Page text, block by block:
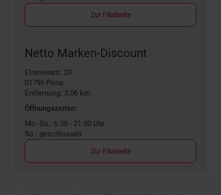
Zur Filialseite
Netto Marken-Discount
Einsteinstr. 20
01796 Pirna
Entfernung: 3.06 km
Öffnungszeiten:
Mo.-Sa.: 6.30 - 21.00 Uhr
So.: geschlossen
Zur Filialseite